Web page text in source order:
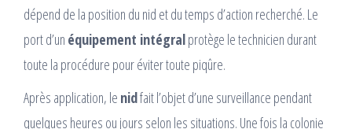
dépend de la position du nid et du temps d’action recherché. Le
port d’un équipement intégralprotège le technicien durant
toute la procédure pour éviter toute piqûre.
Après application, le nidfait l’objet d’une surveillance pendant
quelques heures ou jours selon les situations. Une fois la colonie